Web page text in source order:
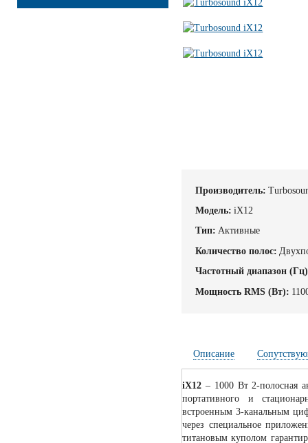
Производитель:
Модель: iX12
Тип: Активные
Количество полос:
Частотный диапазон
Мощность RMS (Вт):
Описание
iX12 – 1000 Вт 2-полосная
портативного и
встроенным 3-канальным
через специальное
титановым куполом